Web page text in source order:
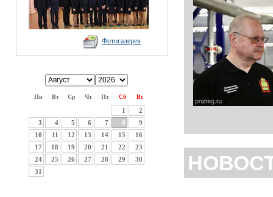
Фотогалерея
Пн Вт Ср Чт Пт Сб Вс
1
2
3
4 5 6 7 8
9
10
11 12 13 14 15
16
17
18 19 20 21 22
23
24
25 26 27 28 29
30
31